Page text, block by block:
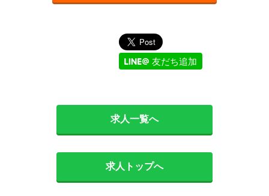
友だち追加
求人一覧へ
求人トップへ